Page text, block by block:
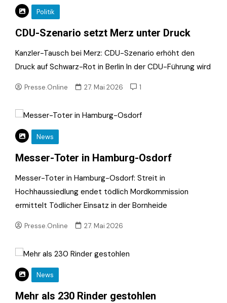
Politik
CDU-Szenario setzt Merz unter Druck
Kanzler-Tausch bei Merz: CDU-Szenario erhöht den
Druck auf Schwarz-Rot in Berlin In der CDU-Führung wird
Presse.Online 27. Mai 2026 1
News
Messer-Toter in Hamburg-Osdorf
Messer-Toter in Hamburg-Osdorf: Streit in
Hochhaussiedlung endet tödlich Mordkommission
ermittelt Tödlicher Einsatz in der Bornheide
Presse.Online 27. Mai 2026
News
Mehr als 230 Rinder gestohlen